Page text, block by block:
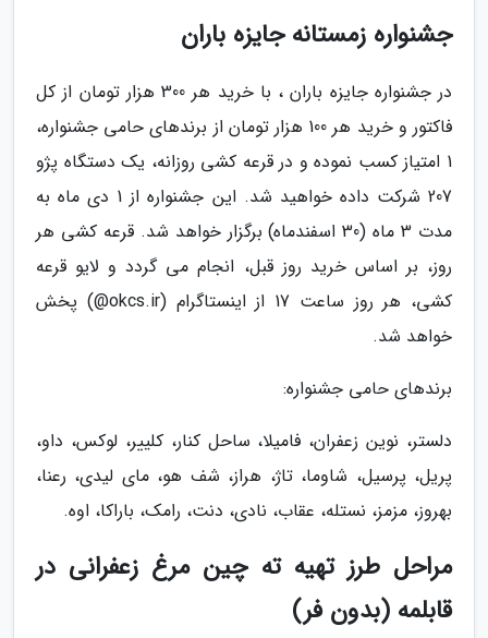
جشنواره زمستانه جایزه باران
در جشنواره جایزه باران ، با خرید هر 300 هزار تومان از کل
فاکتور و خرید هر 100 هزار تومان از برندهای حامی جشنواره،
1 امتیاز کسب نموده و در قرعه کشی روزانه، یک دستگاه پژو
207 شرکت داده خواهید شد. این جشنواره از 1 دی ماه به
مدت 3 ماه (30 اسفندماه) برگزار خواهد شد. قرعه کشی هر
روز، بر اساس خرید روز قبل، انجام می گردد و لایو قرعه
کشی، هر روز ساعت 17 از اینستاگرام (okcs.ir@) پخش
خواهد شد.
برندهای حامی جشنواره:
دلستر، نوین زعفران، فامیلا، ساحل کنار، کلییر، لوکس، داو،
پریل، پرسیل، شاوما، تاژ، هراز، شف هو، مای لیدی، رعنا،
بهروز، مزمز، نستله، عقاب، نادی، دنت، رامک، باراکا، اوه.
مراحل طرز تهیه ته چین مرغ زعفرانی در
قابلمه (بدون فر)